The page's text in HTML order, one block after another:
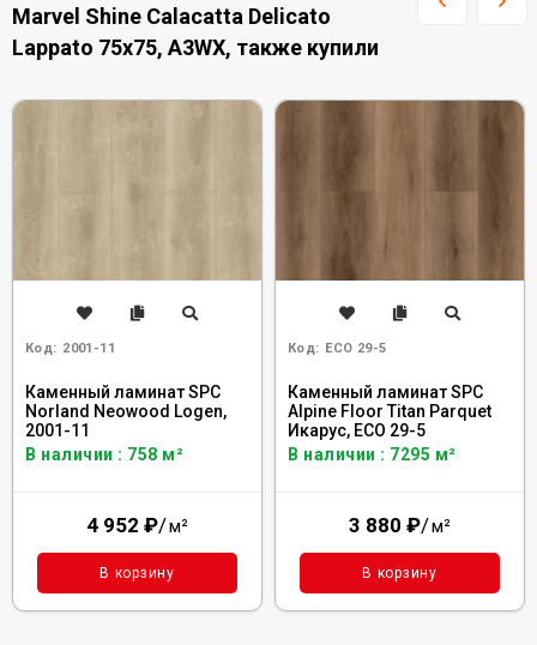
Marvel Shine Calacatta Delicato
Lappato 75x75, A3WX, также купили
Код: 2001-11
Каменный ламинат SPC
Norland Neowood Logen,
2001-11
В наличии : 758 м²
4 952 ₽/м²
В корзину
Код: ECO 29-5
Каменный ламинат SPC
Alpine Floor Titan Parquet
Икарус, ЕСО 29-5
В наличии : 7295 м²
3 880 ₽/м²
В корзину